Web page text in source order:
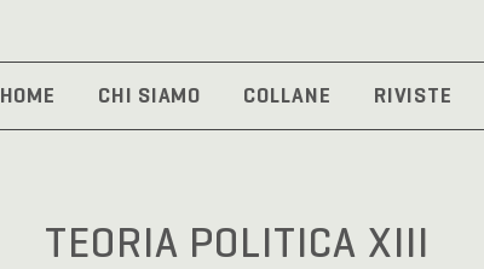
HOME CHI SIAMO COLLANE RIVISTE
TEORIA POLITICA XIII